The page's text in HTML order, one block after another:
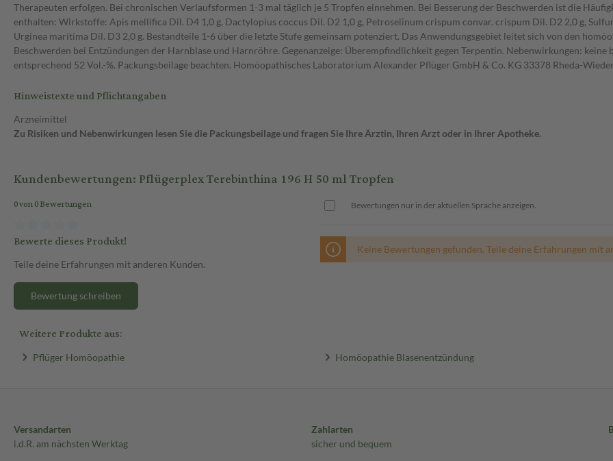
Therapeuten erfolgen. Bei chronischen Verlaufsformen 1-3 mal täglich je 5 Tropfen einnehmen. Bei Besserung der Beschwerden ist die
enthalten: Wirkstoffe: Apis mellifica Dil. D4 1,0 g, Dactylopius coccus Dil. D2 1,0 g, Petroselinum crispum convar. crispum Dil. D2 2,0 g,
Urginea maritima Dil. D3 2,0 g. Bestandteile 1-6 über die letzte Stufe gemeinsam potenziert. Das Anwendungsgebiet leitet sich von den
Beschwerden bei Entzündungen der Harnblase und Harnröhre. Gegenanzeige: Überempfindlichkeit gegen Terpentin. Nebenwirkungen:
entsprechend 52 Vol.-%. Packungsbeilage beachten. Homöopathisches Laboratorium Alexander Pflüger GmbH & Co. KG 33378 Rheda-
Hinweistexte und Pflichtangaben
Arzneimittel
Zu Risiken und Nebenwirkungen lesen Sie die Packungsbeilage und fragen Sie Ihre Ärztin, Ihren Arzt oder in Ihrer Apotheke.
Kundenbewertungen: Pflügerplex Terebinthina 196 H 50 ml Tropfen
0 von 0 Bewertungen
Bewerte dieses Produkt!
Teile deine Erfahrungen mit anderen Kunden.
Bewertung schreiben
Bewertungen nur in der aktuellen Sprache anzeigen.
Keine Bewertungen gefunden. Teile deine Erfahrungen mit
Weitere Produkte aus:
Pflüger Homöopathie Homöopathie Blasenentzündung
Versandarten
i.d.R. am nächsten Werktag
Zahlarten
sicher und bequem